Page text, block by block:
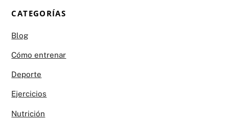
CATEGORÍAS
Blog
Cómo entrenar
Deporte
Ejercicios
Nutrición